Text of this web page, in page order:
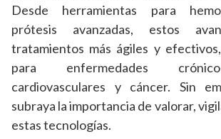
Desde herramientas para
prótesis avanzadas, estos
tratamientos más ágiles y
para enfermedades crónico-
cardiovasculares y cáncer. Sin
subraya la importancia de valorar,
estas tecnologías.